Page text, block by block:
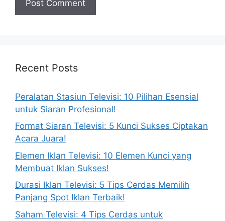
Recent Posts
Peralatan Stasiun Televisi: 10 Pilihan Esensial
untuk Siaran Profesional!
Format Siaran Televisi: 5 Kunci Sukses Ciptakan
Acara Juara!
Elemen Iklan Televisi: 10 Elemen Kunci yang
Membuat Iklan Sukses!
Durasi Iklan Televisi: 5 Tips Cerdas Memilih
Panjang Spot Iklan Terbaik!
Saham Televisi: 4 Tips Cerdas untuk